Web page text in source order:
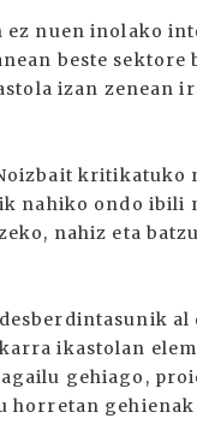
ez nuen inolako
beste sektore
izan zenean
kritikatuko
nahiko ondo ibili
nahiz eta
al
ikastolan
gehiago,
horretan